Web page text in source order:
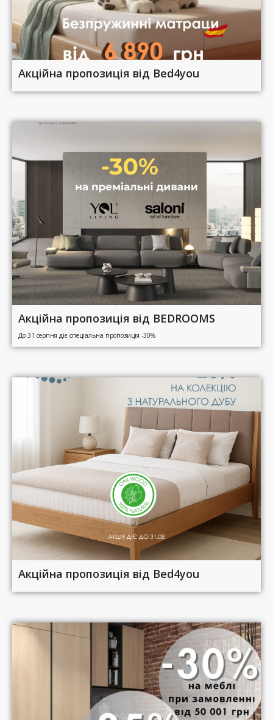
Акційна пропозиція від Bed4you
Акційна пропозиція від BEDROOMS
До 31 серпня діє спеціальна пропозиція -30%
Акційна пропозиція від Bed4you